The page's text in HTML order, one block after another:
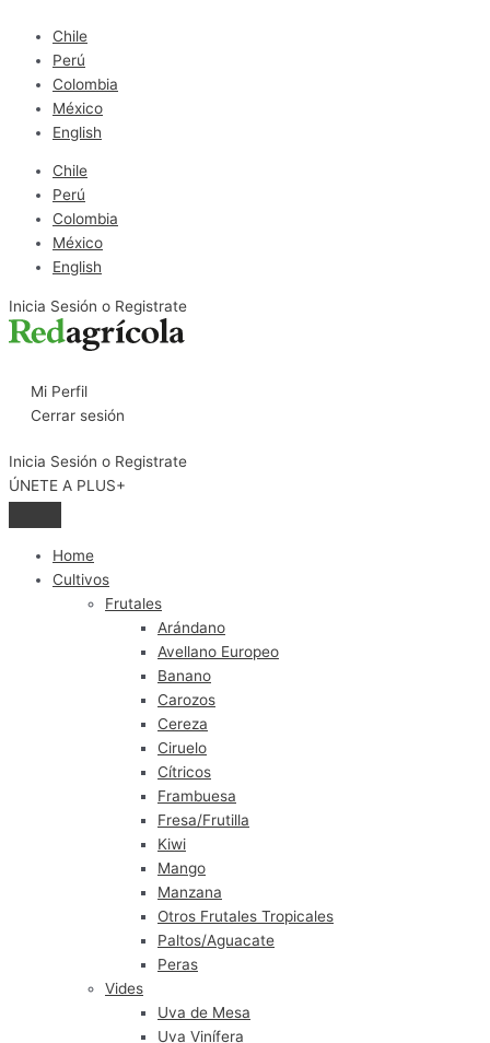
contenido
Chile
Perú
Colombia
México
English
Chile
Perú
Colombia
México
English
Inicia Sesión o Registrate
Mi Perfil
Cerrar sesión
Inicia Sesión o Registrate
ÚNETE A PLUS+
Home
Cultivos
Frutales
Arándano
Avellano Europeo
Banano
Carozos
Cereza
Ciruelo
Cítricos
Frambuesa
Fresa/Frutilla
Kiwi
Mango
Manzana
Otros Frutales Tropicales
Paltos/Aguacate
Peras
Vides
Uva de Mesa
Uva Vinífera